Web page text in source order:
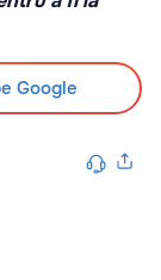
Google